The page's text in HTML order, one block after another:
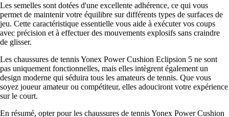
Les semelles sont dotées d'une excellente adhérence, ce qui vous
permet de maintenir votre équilibre sur différents types de surfaces de
jeu. Cette caractéristique essentielle vous aide à exécuter vos coups
avec précision et à effectuer des mouvements explosifs sans craindre
de glisser.
Les chaussures de tennis Yonex Power Cushion Eclipsion 5 ne sont
pas uniquement fonctionnelles, mais elles intègrent également un
design moderne qui séduira tous les amateurs de tennis. Que vous
soyez joueur amateur ou compétiteur, elles adouciront votre expérience
sur le court.
En résumé, opter pour les chaussures de tennis Yonex Power Cushion